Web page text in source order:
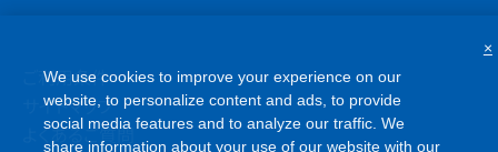
ご利用条件
サイトマップ
よくあるご質問
We use cookies to improve your experience on our
website, to personalize content and ads, to provide
social media features and to analyze our traffic. We
share information about your use of our website with our
×